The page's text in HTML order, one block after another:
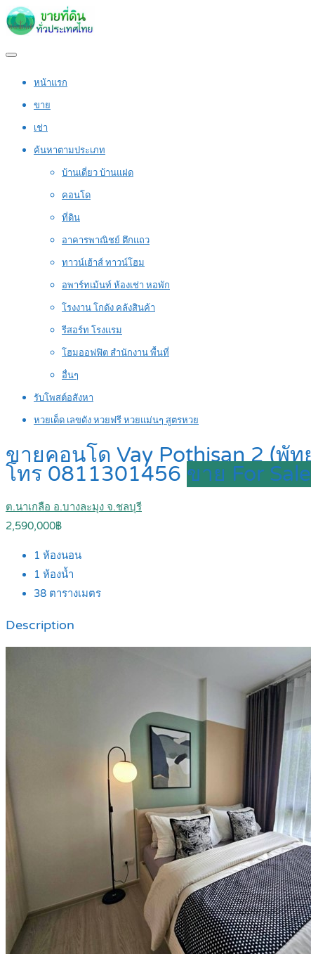
หน้าแรก
ขาย
เช่า
ค้นหาตามประเภท
บ้านเดี่ยว บ้านแฝด
คอนโด
ที่ดิน
อาคารพาณิชย์ ตึกแถว
ทาวน์เฮ้าส์ ทาวน์โฮม
อพาร์ทเม้นท์ ห้องเช่า หอพัก
โรงงาน โกดัง คลังสินค้า
รีสอร์ท โรงแรม
โฮมออฟฟิต สำนักงาน พื้นที่
อื่นๆ
รับโพสต์อสังหา
หวยเด็ด เลขดัง หวยฟรี หวยแม่นๆ สูตรหวย
ขายคอนโด Vay Pothisan 2 (พั
โทร 0811301456 ขาย For Sale
ต.นาเกลือ อ.บางละมุง จ.ชลบุรี
2,590,000฿
1 ห้องนอน
1 ห้องน้ำ
38 ตารางเมตร
Description